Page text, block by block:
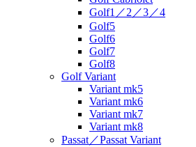
Golf1／2／3／4
Golf5
Golf6
Golf7
Golf8
Golf Variant
Variant mk5
Variant mk6
Variant mk7
Variant mk8
Passat／Passat Variant